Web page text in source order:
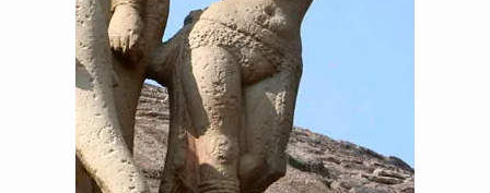
連載「『レ・ミゼラブル』を読む」
第一部
ドストエフスキー資料データベース